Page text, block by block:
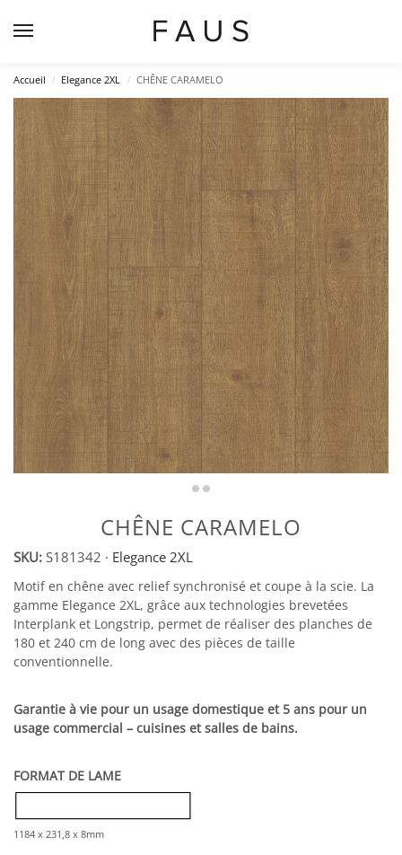
Accueil / Elegance 2XL / CHÊNE CARAMELO
CHÊNE CARAMELO
SKU: S181342 · Elegance 2XL
Motif en chêne avec relief synchronisé et coupe à la scie. La
gamme Elegance 2XL, grâce aux technologies brevetées
Interplank et Longstrip, permet de réaliser des planches de
180 et 240 cm de long avec des pièces de taille
conventionnelle.
Garantie à vie pour un usage domestique et 5 ans pour un
usage commercial – cuisines et salles de bains.
FORMAT DE LAME
1184 x 231,8 x 8mm